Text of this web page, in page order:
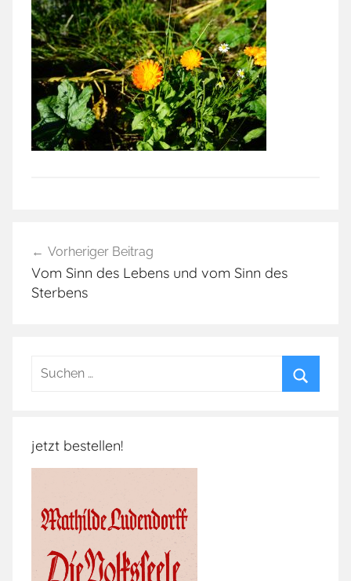
Vorheriger Beitrag
Vom Sinn des Lebens und vom Sinn des
Sterbens
Suchen
jetzt bestellen!